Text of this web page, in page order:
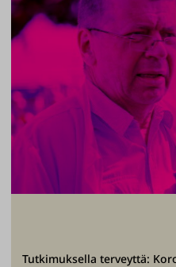
Tutkimuksella terveyttä: